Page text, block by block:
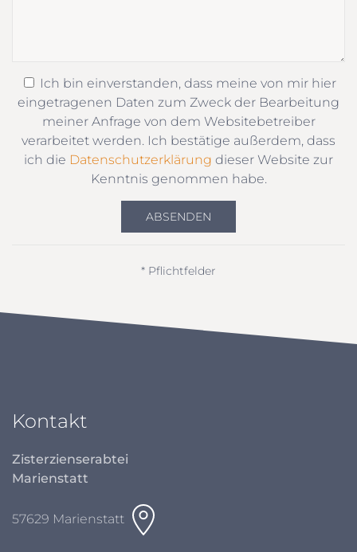
Ich bin einverstanden, dass meine von mir hier
eingetragenen Daten zum Zweck der Bearbeitung
meiner Anfrage von dem Websitebetreiber
verarbeitet werden. Ich bestätige außerdem, dass
ich die Datenschutzerklärung dieser Website zur
Kenntnis genommen habe.
ABSENDEN
* Pflichtfelder
Kontakt
Zisterzienserabtei
Marienstatt
57629 Marienstatt